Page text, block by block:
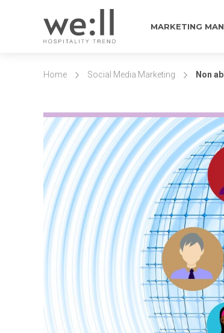
MARKETING
Home Social Media Marketing Non